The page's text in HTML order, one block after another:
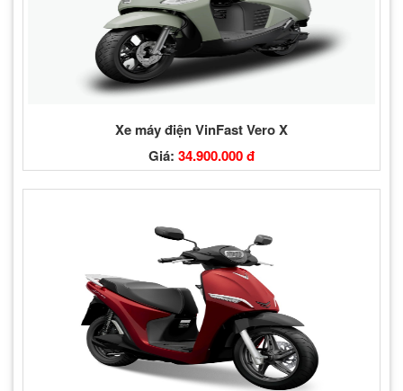
Xe máy điện VinFast Vero X
Giá: 34.900.000 đ